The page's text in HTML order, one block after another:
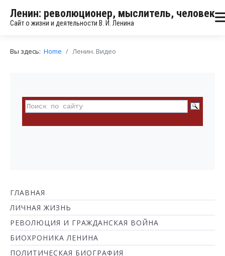
Ленин: революционер, мыслитель, человек
Сайт о жизни и деятельности В. И. Ленина
Вы здесь: Home Ленин. Видео
ГЛАВНАЯ
ЛИЧНАЯ ЖИЗНЬ
РЕВОЛЮЦИЯ И ГРАЖДАНСКАЯ ВОЙНА
БИОХРОНИКА ЛЕНИНА
ПОЛИТИЧЕСКАЯ БИОГРАФИЯ